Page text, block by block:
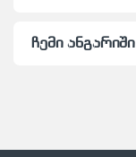
ჩემი ანგარიში